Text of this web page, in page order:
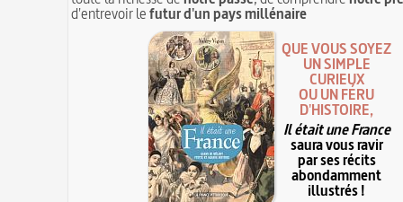
d'entrevoir lefutur d'un pays millénaire
QUE VOUS SOYEZ
UN SIMPLE
CURIEUX
OU UN FÉRU
D'HISTOIRE,
Il était une France
saura vous ravir
par ses récits
abondamment
illustrés !